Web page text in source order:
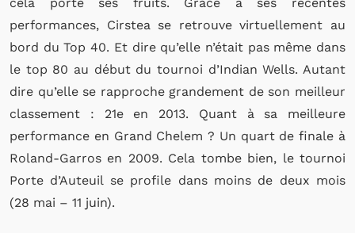
performances, Cirstea se retrouve virtuellement au
bord du Top 40. Et dire qu’elle n’était pas même dans
le top 80 au début du tournoi d’Indian Wells. Autant
dire qu’elle se rapproche grandement de son meilleur
classement : 21e en 2013. Quant à sa meilleure
performance en Grand Chelem ? Un quart de finale à
Roland-Garros en 2009. Cela tombe bien, le tournoi
Porte d’Auteuil se profile dans moins de deux mois
(28 mai – 11 juin).